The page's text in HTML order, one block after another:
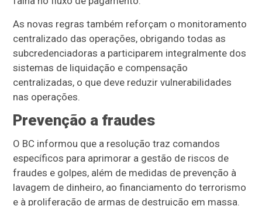
As novas regras também reforçam o monitoramento
centralizado das operações, obrigando todas as
subcredenciadoras a participarem integralmente dos
sistemas de liquidação e compensação
centralizadas, o que deve reduzir vulnerabilidades
nas operações.
Prevenção a fraudes
O BC informou que a resolução traz comandos
específicos para aprimorar a gestão de riscos de
fraudes e golpes, além de medidas de prevenção à
lavagem de dinheiro, ao financiamento do terrorismo
e à proliferação de armas de destruição em massa.